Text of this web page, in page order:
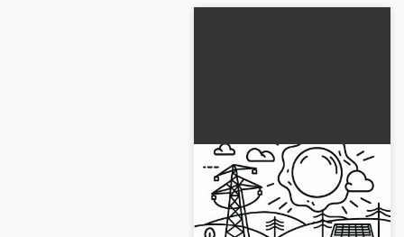
Plantilla de dibujo de
planta solar gratis
Descubre la plantilla gratuita